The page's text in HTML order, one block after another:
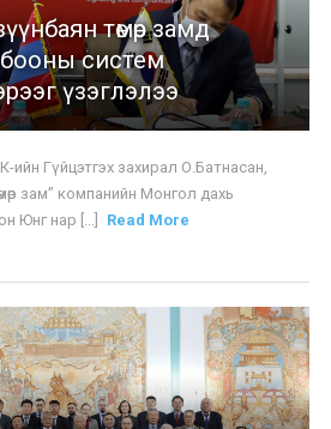
төмөр замд
систем
үзэглэлээ
ийн Гүйцэтгэх захирал О.Батнасан,
зам” компанийн Монгол дахь
Юнг нар [...]
Read More